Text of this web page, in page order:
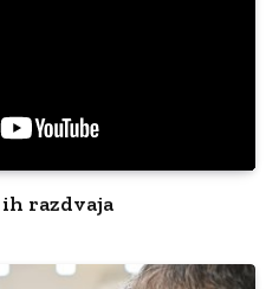
razdvaja